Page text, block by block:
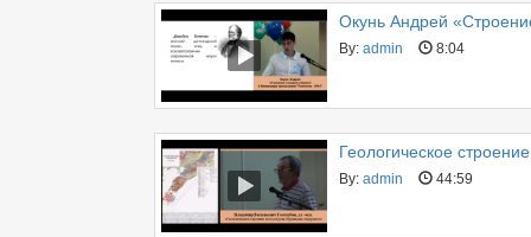
Окунь Андрей
By: admin 8:04
Геологическое
By: admin 44:59